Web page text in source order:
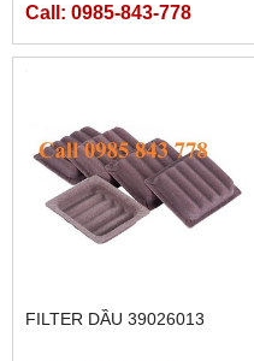
Call: 0985-843-778
FILTER DẦU 39026013